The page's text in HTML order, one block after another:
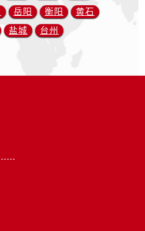
岳阳 衡阳
黄石
盐城 台州